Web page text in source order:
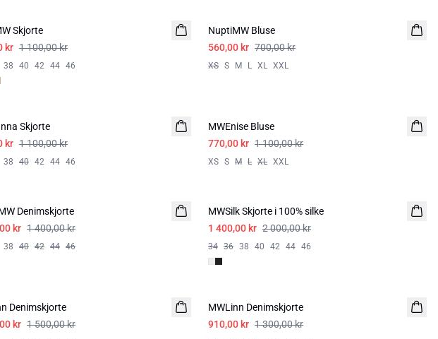
Skjorte
kr 1 100,00 kr
38 40 42 44 46
NuptiMW Bluse
560,00 kr 700,00 kr
XS S M L XL XXL
Skjorte
kr 1 100,00 kr
38 40 42 44 46
MWEnise Bluse
770,00 kr 1 100,00 kr
XS S M L XL XXL
Denimskjorte
kr 1 400,00 kr
38 40 42 44 46
MWSilk Skjorte i 100% silke
1 400,00 kr 2 000,00 kr
34 36 38 40 42 44 46
Denimskjorte
kr 1 500,00 kr
MWLinn Denimskjorte
910,00 kr 1 300,00 kr